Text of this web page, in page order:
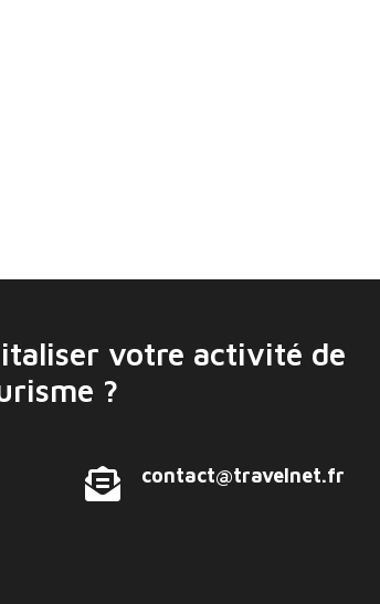
dans les véhicules autonomes de Stellantis
votre activité de
?
contact@travelnet.fr